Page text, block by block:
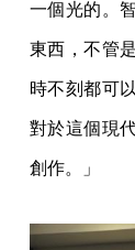
一個光的。
東西，不管
時不刻都可
對於這個現
創作。」